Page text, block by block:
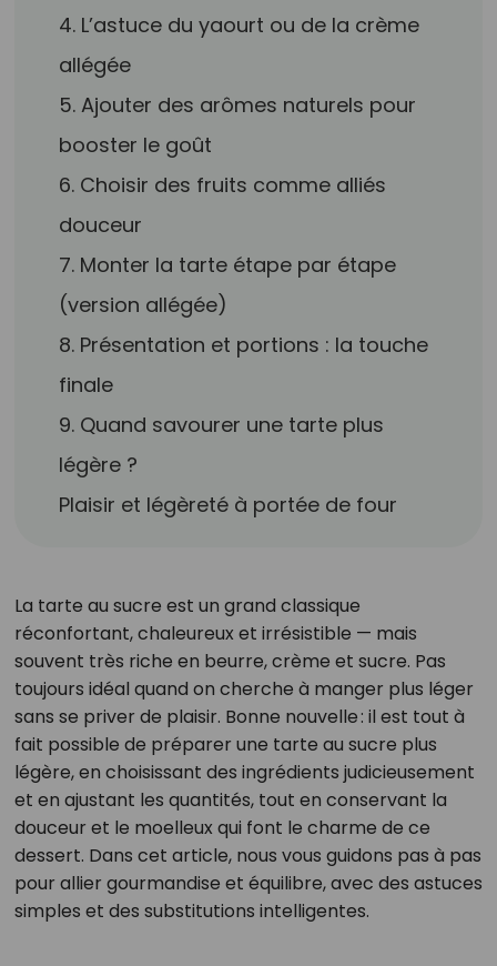
4. L’astuce du yaourt ou de la crème
allégée
5. Ajouter des arômes naturels pour
booster le goût
6. Choisir des fruits comme alliés
douceur
7. Monter la tarte étape par étape
(version allégée)
8. Présentation et portions : la touche
finale
9. Quand savourer une tarte plus
légère ?
Plaisir et légèreté à portée de four
La tarte au sucre est un grand classique
réconfortant, chaleureux et irrésistible — mais
souvent très riche en beurre, crème et sucre. Pas
toujours idéal quand on cherche à manger plus léger
sans se priver de plaisir. Bonne nouvelle : il est tout à
fait possible de préparer une tarte au sucre plus
légère, en choisissant des ingrédients judicieusement
et en ajustant les quantités, tout en conservant la
douceur et le moelleux qui font le charme de ce
dessert. Dans cet article, nous vous guidons pas à pas
pour allier gourmandise et équilibre, avec des astuces
simples et des substitutions intelligentes.